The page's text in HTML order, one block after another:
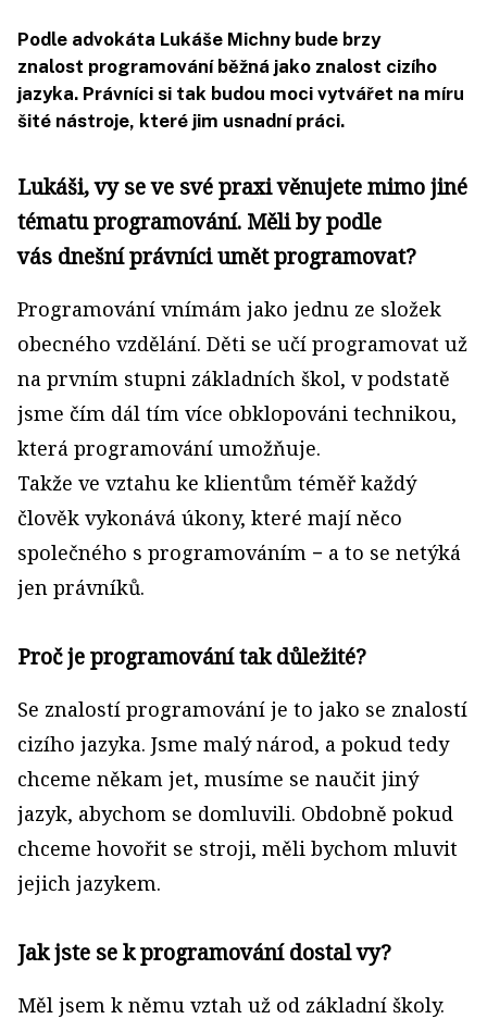
Podle advokáta Lukáše Michny bude brzy
znalost programování běžná jako znalost cizího
jazyka. Právníci si tak budou moci vytvářet na míru
šité nástroje, které jim usnadní práci.
Lukáši, vy se ve své praxi věnujete mimo jiné
tématu programování. Měli by podle
vás dnešní právníci umět programovat?
Programování vnímám jako jednu ze složek
obecného vzdělání. Děti se učí programovat už
na prvním stupni základních škol, v podstatě
jsme čím dál tím více obklopováni technikou,
která programování umožňuje.
Takže ve vztahu ke klientům téměř každý
člověk vykonává úkony, které mají něco
společného s programováním − a to se netýká
jen právníků.
Proč je programování tak důležité?
Se znalostí programování je to jako se znalostí
cizího jazyka. Jsme malý národ, a pokud tedy
chceme někam jet, musíme se naučit jiný
jazyk, abychom se domluvili. Obdobně pokud
chceme hovořit se stroji, měli bychom mluvit
jejich jazykem.
Jak jste se k programování dostal vy?
Měl jsem k němu vztah už od základní školy.